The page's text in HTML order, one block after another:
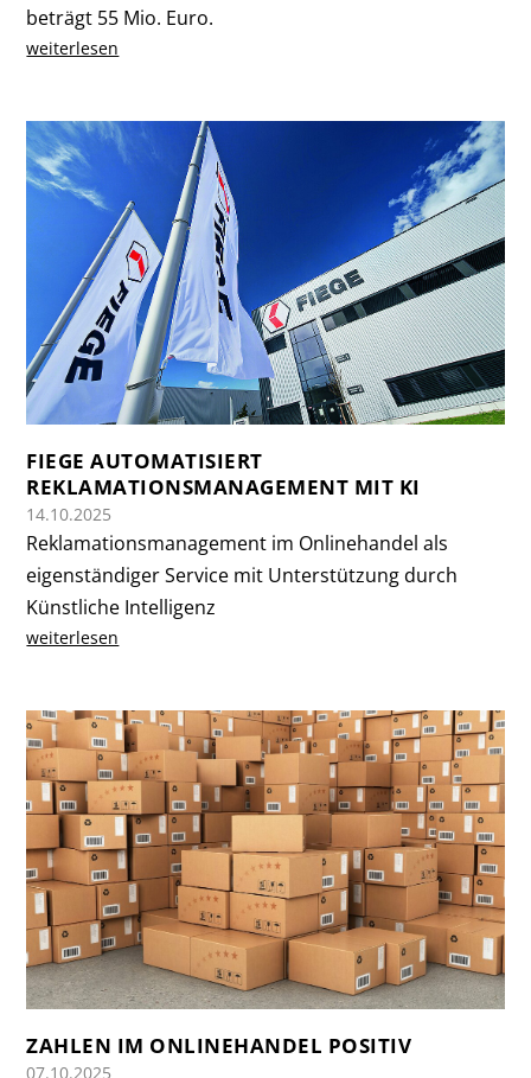
beträgt 55 Mio. Euro.
weiterlesen
FIEGE AUTOMATISIERT
REKLAMATIONSMANAGEMENT MIT KI
14.10.2025
Reklamationsmanagement im Onlinehandel als
eigenständiger Service mit Unterstützung durch
Künstliche Intelligenz
weiterlesen
ZAHLEN IM ONLINEHANDEL POSITIV
07.10.2025